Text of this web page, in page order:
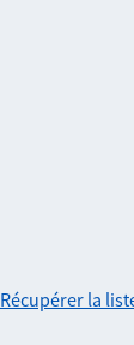
Récupérer la